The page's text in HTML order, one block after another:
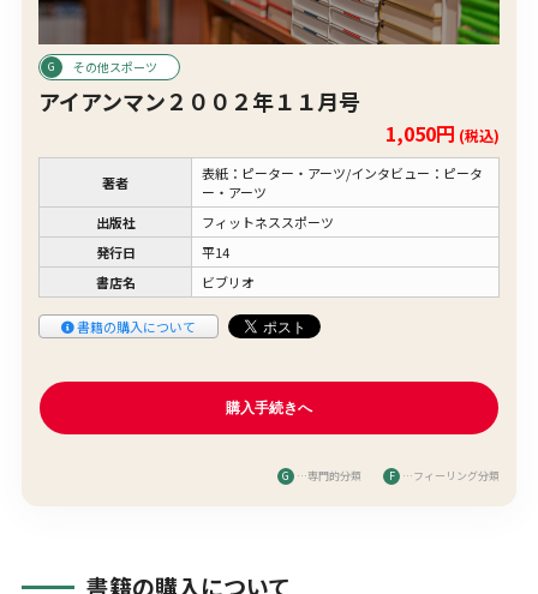
その他スポーツ
アイアンマン２００２年１１月号
1,050円 (税込)
著者
表紙：ピーター・アーツ/インタビュー：ピータ
ー・アーツ
出版社
フィットネススポーツ
発行日
平14
書店名
ビブリオ
書籍の購入について
G …専門的分類 F …フィーリング分類
書籍の購入について